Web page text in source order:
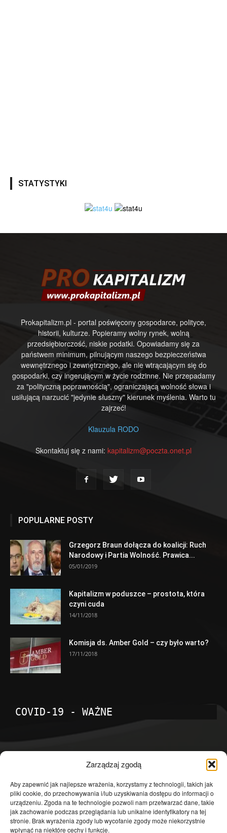
Zarządzaj zgodą
Aby zapewnić jak najlepsze wrażenia, korzystamy z technologii, takich jak
pliki cookie, do przechowywania i/lub uzyskiwania dostępu do informacji o
urządzeniu. Zgoda na te technologie pozwoli nam przetwarzać dane, takie
jak zachowanie podczas przeglądania lub unikalne identyfikatory na tej
stronie. Brak wyrażenia zgody lub wycofanie zgody może niekorzystnie
wpłynąć na niektóre cechy i funkcje.
STATYSTYKI
Prokapitalizm.pl - portal poświęcony gospodarce, polityce,
historii, kulturze. Popieramy wolny rynek, wolną
przedsiębiorczość, niskie podatki. Opowiadamy się za
państwem minimum, pilnującym naszego bezpieczeństwa
wewnętrznego i zewnętrznego, ale nie wtrącającym się do
gospodarki, czy ingerującym w życie rodzinne. Nie przepadamy
za "polityczną poprawnością", ograniczającą wolność słowa i
usiłującą narzucić "jedynie słuszny" kierunek myślenia. Warto tu
zajrzeć!
Klauzula RODO
Skontaktuj się z nami: kapitalizm@poczta.onet.pl
POPULARNE POSTY
Grzegorz Braun dołącza do koalicji: Ruch
Narodowy i Partia Wolność. Prawica...
05/01/2019
Kapitalizm w poduszce – prostota, która
czyni cuda
14/11/2018
Komisja ds. Amber Gold – czy było warto?
17/11/2018
COVID-19 - WAŻNE
Temat dnia
4601
Publicystyka
4363
Polityka
3639
Polska